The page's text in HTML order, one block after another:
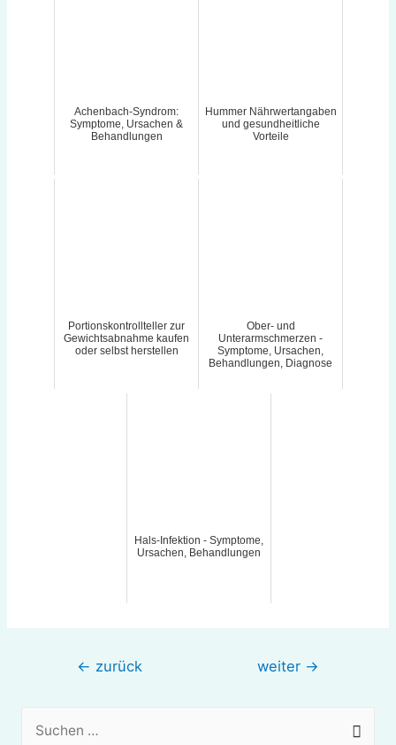
Achenbach-Syndrom:
Symptome, Ursachen &
Behandlungen
Hummer Nährwertangaben
und gesundheitliche
Vorteile
Portionskontrollteller zur
Gewichtsabnahme kaufen
oder selbst herstellen
Ober- und
Unterarmschmerzen -
Symptome, Ursachen,
Behandlungen, Diagnose
Hals-Infektion - Symptome,
Ursachen, Behandlungen
Beitragsnavigation
← zurück weiter →